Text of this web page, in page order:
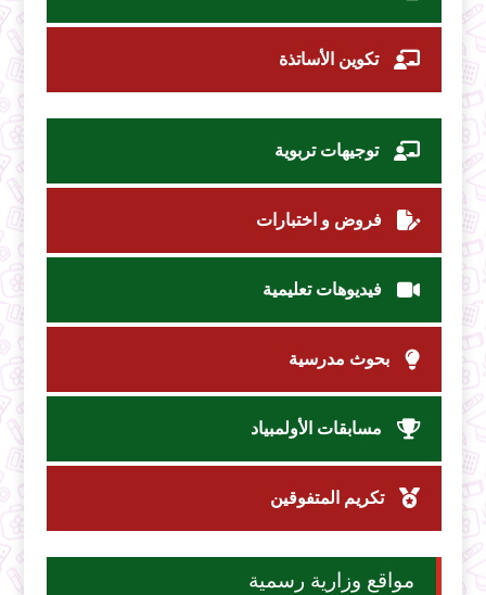
تكوين الأساتذة
توجيهات تربوية
فروض و اختبارات
فيديوهات تعليمية
بحوث مدرسية
مسابقات الأولمبياد
تكريم المتفوقين
مواقع وزارية رسمية